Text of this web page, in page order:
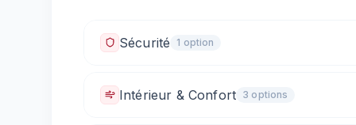
Sécurité 1 option
Fixations ISOFIX
Intérieur & Confort 3 options